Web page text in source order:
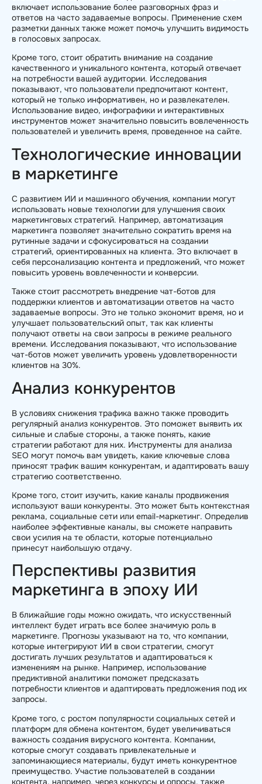
включает использование более разговорных фраз и
ответов на часто задаваемые вопросы. Применение схем
разметки данных также может помочь улучшить видимость
в голосовых запросах.
Кроме того, стоит обратить внимание на создание
качественного и уникального контента, который отвечает
на потребности вашей аудитории. Исследования
показывают, что пользователи предпочитают контент,
который не только информативен, но и развлекателен.
Использование видео, инфографики и интерактивных
инструментов может значительно повысить вовлеченность
пользователей и увеличить время, проведенное на сайте.
Технологические инновации
в маркетинге
С развитием ИИ и машинного обучения, компании могут
использовать новые технологии для улучшения своих
маркетинговых стратегий. Например, автоматизация
маркетинга позволяет значительно сократить время на
рутинные задачи и сфокусироваться на создании
стратегий, ориентированных на клиента. Это включает в
себя персонализацию контента и предложений, что может
повысить уровень вовлеченности и конверсии.
Также стоит рассмотреть внедрение чат-ботов для
поддержки клиентов и автоматизации ответов на часто
задаваемые вопросы. Это не только экономит время, но и
улучшает пользовательский опыт, так как клиенты
получают ответы на свои запросы в режиме реального
времени. Исследования показывают, что использование
чат-ботов может увеличить уровень удовлетворенности
клиентов на 30%.
Анализ конкурентов
В условиях снижения трафика важно также проводить
регулярный анализ конкурентов. Это поможет выявить их
сильные и слабые стороны, а также понять, какие
стратегии работают для них. Инструменты для анализа
SEO могут помочь вам увидеть, какие ключевые слова
приносят трафик вашим конкурентам, и адаптировать вашу
стратегию соответственно.
Кроме того, стоит изучить, какие каналы продвижения
используют ваши конкуренты. Это может быть контекстная
реклама, социальные сети или email-маркетинг. Определив
наиболее эффективные каналы, вы сможете направить
свои усилия на те области, которые потенциально
принесут наибольшую отдачу.
Перспективы развития
маркетинга в эпоху ИИ
В ближайшие годы можно ожидать, что искусственный
интеллект будет играть все более значимую роль в
маркетинге. Прогнозы указывают на то, что компании,
которые интегрируют ИИ в свои стратегии, смогут
достигать лучших результатов и адаптироваться к
изменениям на рынке. Например, использование
предиктивной аналитики поможет предсказать
потребности клиентов и адаптировать предложения под их
запросы.
Кроме того, с ростом популярности социальных сетей и
платформ для обмена контентом, будет увеличиваться
важность создания вирусного контента. Компании,
которые смогут создавать привлекательные и
запоминающиеся материалы, будут иметь конкурентное
преимущество. Участие пользователей в создании
контента, например, через конкурсы и опросы, также